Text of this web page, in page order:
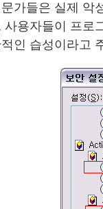
가들은 실제 악
사용자들이 프로
인 습성이라고